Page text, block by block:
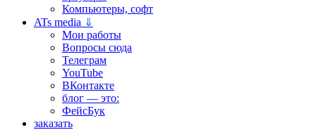
Компьютеры, софт
ATs media ⇓
Мои работы
Вопросы сюда
Телеграм
YouTube
ВКонтакте
блог — это:
ФейсБук
заказать